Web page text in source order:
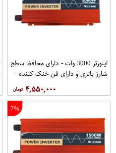
اینورتر 3000 وات - دارای محافظ سطح
شارژ باتری و دارای فن خنک کننده -
مبدل برق(تبدیل برق 12V به 220V) -
دارای یک خروجی USB - پاور اینورتر از
۴,۵۵۰,۰۰۰
7%